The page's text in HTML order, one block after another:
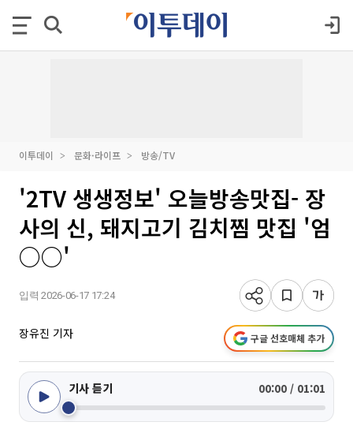
이투데이 문화·라이프 방송/TV
'2TV 생생정보' 오늘방송맛집- 장
사의 신, 돼지고기 김치찜 맛집 '엄
○○'
입력 2026-06-17 17:24
장유진 기자 구글 선호매체 추가
기사 듣기 00:00 / 01:01